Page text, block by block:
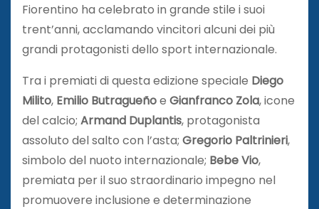
Fiorentino ha celebrato in grande stile i suoi
trent’anni, acclamando vincitori alcuni dei più
grandi protagonisti dello sport internazionale.
Tra i premiati di questa edizione speciale Diego
Milito, Emilio Butragueñoe Gianfranco Zola, icone
del calcio; Armand Duplantis, protagonista
assoluto del salto con l’asta; Gregorio Paltrinieri,
simbolo del nuoto internazionale; Bebe Vio,
premiata per il suo straordinario impegno nel
promuovere inclusione e determinazione